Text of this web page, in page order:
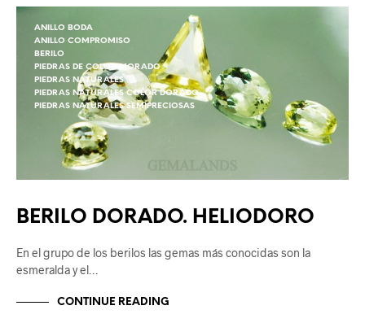
ANILLO BODA
ANILLO COMPROMISO
BERILO
PIEDRAS DE COLOR MORADO
PIEDRAS NATURALES
PIEDRAS NATURALES COLOR DORADO
PIEDRAS NATURALES SEMIPRECIOSAS
BERILO DORADO. HELIODORO
En el grupo de los berilos las gemas más conocidas son la
esmeralda y el…
CONTINUE READING